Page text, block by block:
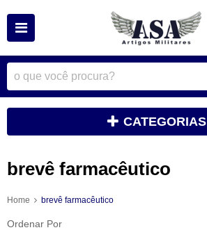
CATEGORIAS
brevê farmacêutico
Home brevê farmacêutico
Ordenar Por